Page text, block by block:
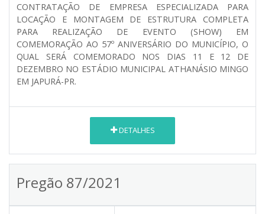
CONTRATAÇÃO DE EMPRESA ESPECIALIZADA PARA
LOCAÇÃO E MONTAGEM DE ESTRUTURA COMPLETA
PARA REALIZAÇÃO DE EVENTO (SHOW) EM
COMEMORAÇÃO AO 57º ANIVERSÁRIO DO MUNICÍPIO, O
QUAL SERÁ COMEMORADO NOS DIAS 11 E 12 DE
DEZEMBRO NO ESTÁDIO MUNICIPAL ATHANÁSIO MINGO
EM JAPURÁ-PR.
DETALHES
Pregão 87/2021